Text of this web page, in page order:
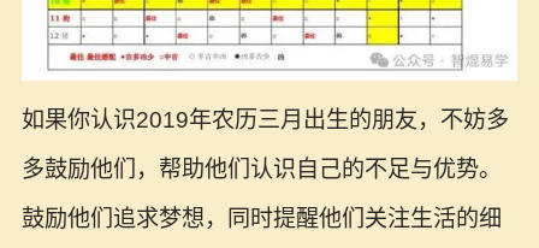
如果你认识2019年农历三月出生的朋友，不妨多
多鼓励他们，帮助他们认识自己的不足与优势。
鼓励他们追求梦想，同时提醒他们关注生活的细